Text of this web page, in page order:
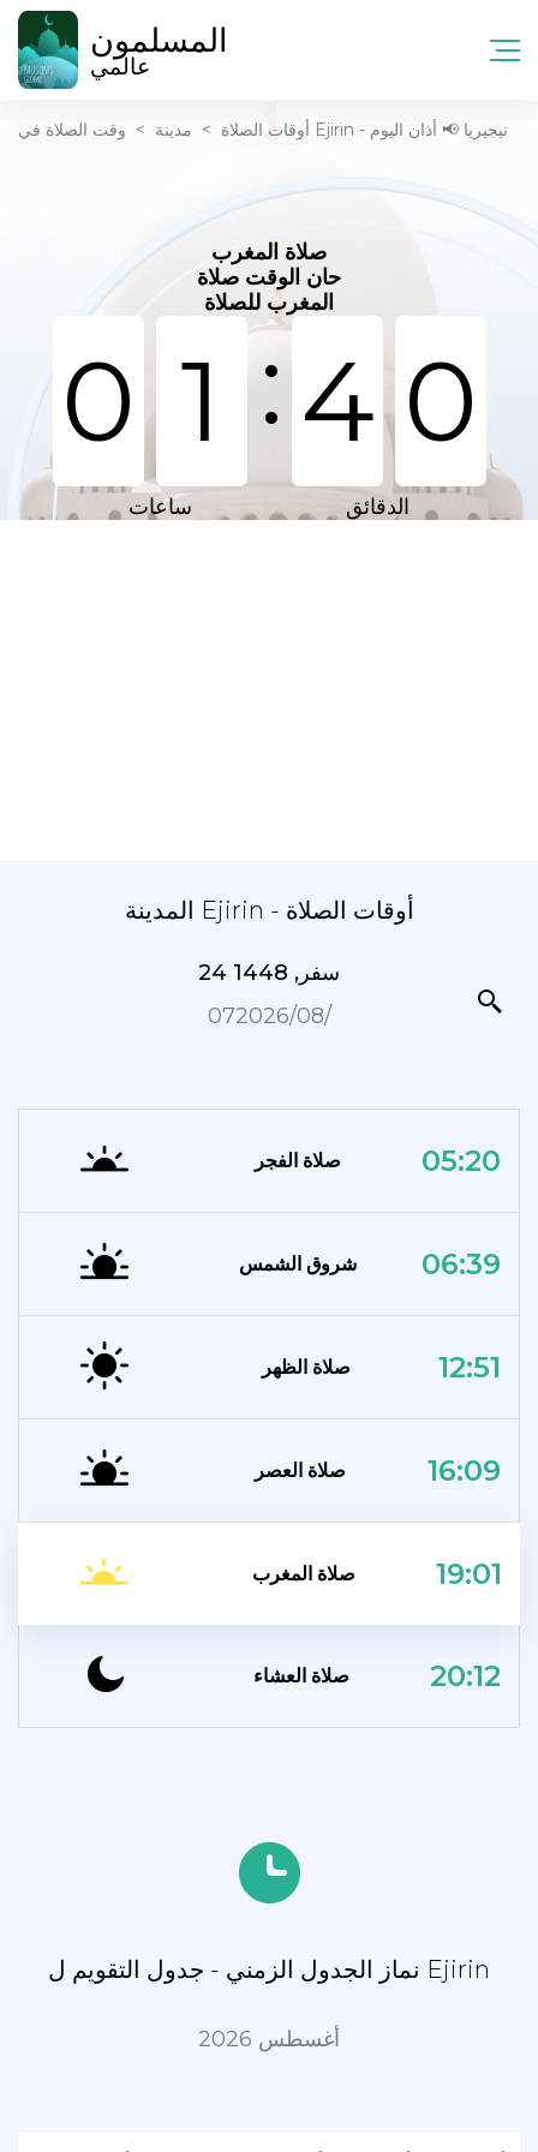
المسلمون
عالمي
أوقات الصلاة > مدينة > وقت الصلاة في Ejirin - نيجيريا 📢 أذان اليوم
صلاة المغرب
حان الوقت صلاة
المغرب للصلاة
0 1 :4 0
ساعات الدقائق
المدينة Ejirin - أوقات الصلاة
24 سفر, 1448
07‏/08‏/2026
صلاة الفجر 05:20
شروق الشمس 06:39
صلاة الظهر 12:51
صلاة العصر 16:09
صلاة المغرب 19:01
صلاة العشاء 20:12
نماز الجدول الزمني - جدول التقويم ل Ejirin
أغسطس 2026